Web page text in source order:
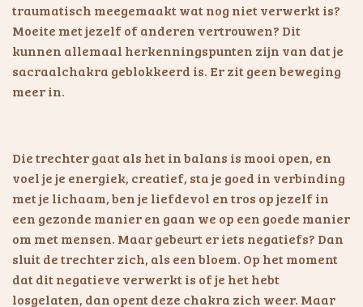
traumatisch meegemaakt wat nog niet verwerkt is?
Moeite met jezelf of anderen vertrouwen? Dit
kunnen allemaal herkenningspunten zijn van dat je
sacraalchakra geblokkeerd is. Er zit geen beweging
meer in.
Die trechter gaat als het in balans is mooi open, en
voel je je energiek, creatief, sta je goed in verbinding
met je lichaam, ben je liefdevol en tros op jezelf in
een gezonde manier en gaan we op een goede manier
om met mensen. Maar gebeurt er iets negatiefs? Dan
sluit de trechter zich, als een bloem. Op het moment
dat dit negatieve verwerkt is of je het hebt
losgelaten, dan opent deze chakra zich weer. Maar